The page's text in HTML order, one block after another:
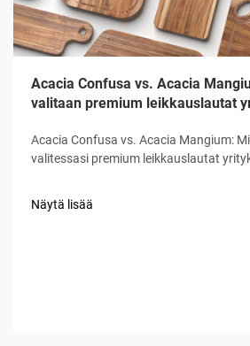
Acacia Confusa vs. Acacia
valitaan premium leikkauslautat
Acacia Confusa vs. Acacia Mangium:
valitessasi premium leikkauslautat
kuitenkaan ole yhtä hyvä. Markkinoilla
Näytä lisää